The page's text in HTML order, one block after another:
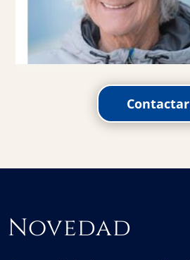
Contactar
Novedad
Novedad